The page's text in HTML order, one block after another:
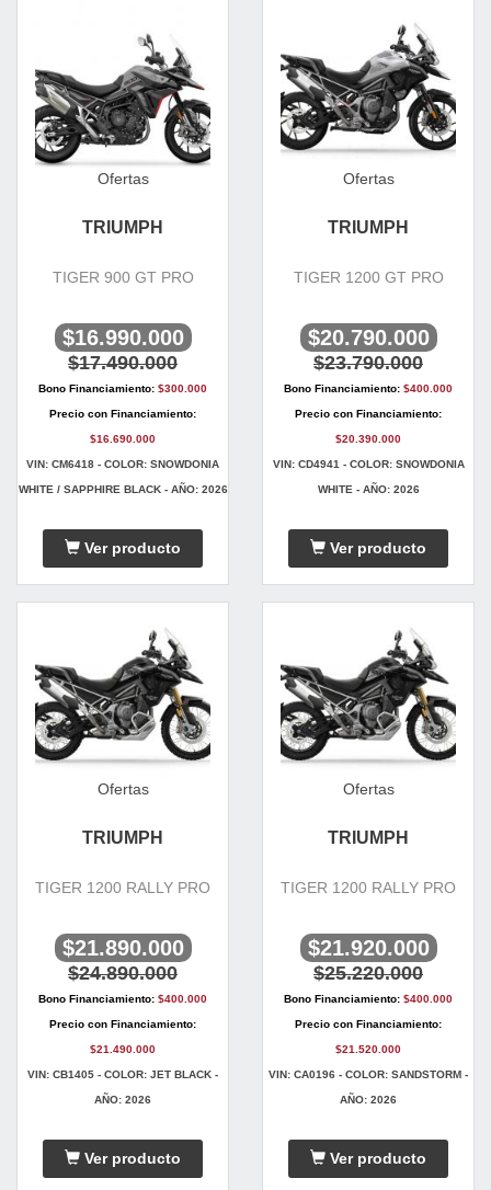
Ofertas
TRIUMPH
TIGER 900 GT PRO
$16.990.000
$17.490.000
Bono Financiamiento: $300.000
Precio con Financiamiento:
$16.690.000
VIN: CM6418 - COLOR: SNOWDONIA
WHITE / SAPPHIRE BLACK - AÑO: 2026
Ver producto
Ofertas
TRIUMPH
TIGER 1200 GT PRO
$20.790.000
$23.790.000
Bono Financiamiento: $400.000
Precio con Financiamiento:
$20.390.000
VIN: CD4941 - COLOR: SNOWDONIA
WHITE - AÑO: 2026
Ver producto
Ofertas
TRIUMPH
TIGER 1200 RALLY PRO
$21.890.000
$24.890.000
Bono Financiamiento: $400.000
Precio con Financiamiento:
$21.490.000
VIN: CB1405 - COLOR: JET BLACK -
AÑO: 2026
Ver producto
Ofertas
TRIUMPH
TIGER 1200 RALLY PRO
$21.920.000
$25.220.000
Bono Financiamiento: $400.000
Precio con Financiamiento:
$21.520.000
VIN: CA0196 - COLOR: SANDSTORM -
AÑO: 2026
Ver producto